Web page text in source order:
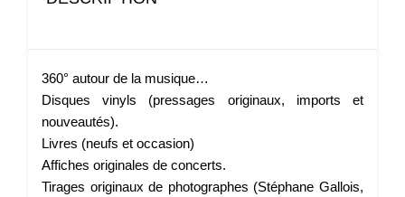
360° autour de la musique…
Disques vinyls (pressages originaux, imports et
nouveautés).
Livres (neufs et occasion)
Affiches originales de concerts.
Tirages originaux de photographes (Stéphane Gallois,